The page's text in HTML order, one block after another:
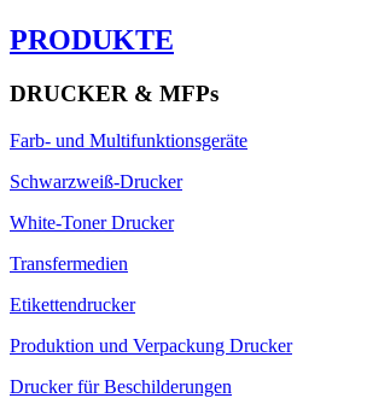
PRODUKTE
DRUCKER & MFPs
Farb- und Multifunktionsgeräte
Schwarzweiß-Drucker
White-Toner Drucker
Transfermedien
Etikettendrucker
Produktion und Verpackung Drucker
Drucker für Beschilderungen